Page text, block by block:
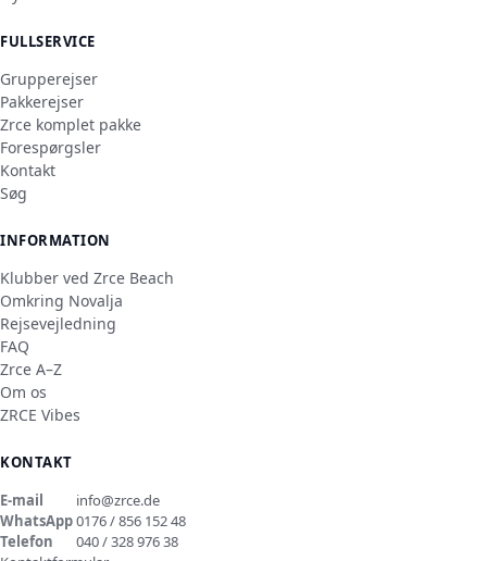
FULLSERVICE
Grupperejser
Pakkerejser
Zrce komplet pakke
Forespørgsler
Kontakt
Søg
INFORMATION
Klubber ved Zrce Beach
Omkring Novalja
Rejsevejledning
FAQ
Zrce A–Z
Om os
ZRCE Vibes
KONTAKT
E-mail
info@zrce.de
WhatsApp0176 / 856 152 48
Telefon
040 / 328 976 38